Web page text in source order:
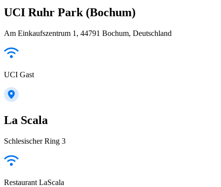
UCI Ruhr Park (Bochum)
Am Einkaufszentrum 1, 44791 Bochum, Deutschland
UCI Gast
La Scala
Schlesischer Ring 3
Restaurant LaScala